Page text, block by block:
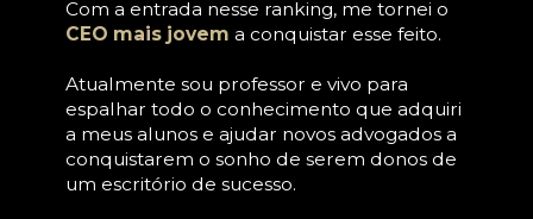
CEO mais jovem a conquistar esse feito.
Atualmente sou professor e vivo para
espalhar todo o conhecimento que adquiri
a meus alunos e ajudar novos advogados a
conquistarem o sonho de serem donos de
um escritório de sucesso.